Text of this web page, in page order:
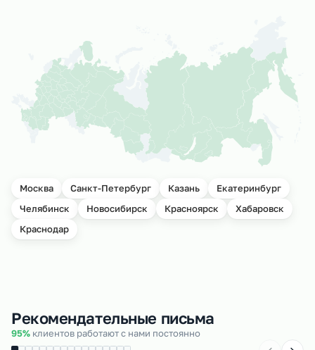
Москва Санкт-Петербург Казань
Екатеринбург
Челябинск
Новосибирск Красноярск
Хабаровск
Краснодар
Рекомендательные письма
95% клиентов работают с нами постоянно